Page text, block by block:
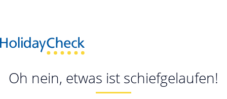
Oh nein, etwas ist schiefgelaufen!